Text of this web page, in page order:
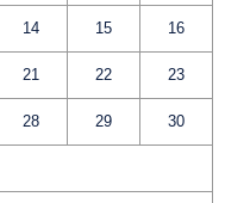
14 15 16
21 22 23
28 29 30